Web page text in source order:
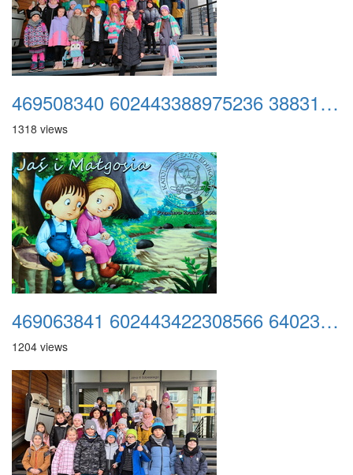
469508340 602443388975236 3883153696137516021 n
1318 views
469063841 602443422308566 6402387380484273628 n
1204 views